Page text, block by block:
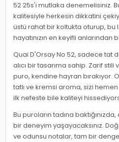
52 25s'i mutlaka denemelisiniz.
kalitesiyle herkesin dikkatini
üstü rahat bir koltukta oturup,
hayatınızın en keyifli anlarından
Quai D'Orsay No 52, sadece tat
alıcı bir tasarıma sahip. Zarif
puro, kendine hayran bırakıyor.
tatlı ve kremsi aroma, sizi hemen
ilk nefeste bile kaliteyi
Bu puroların tadına
bir deneyim yaşayacaksınız.
ve odunsu notalar, tam bir